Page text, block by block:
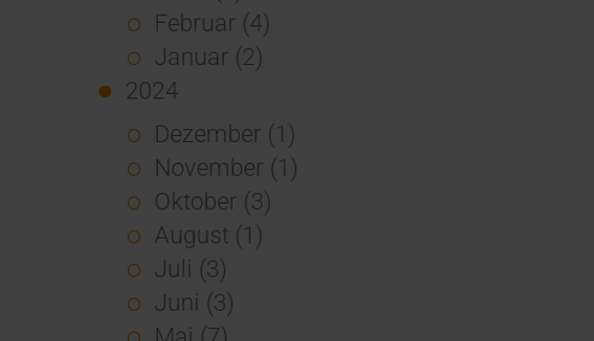
Februar (4)
Januar (2)
2024
Dezember (1)
November (1)
Oktober (3)
August (1)
Juli (3)
Juni (3)